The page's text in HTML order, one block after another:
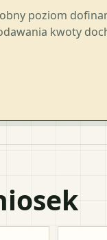
poziom
kwoty